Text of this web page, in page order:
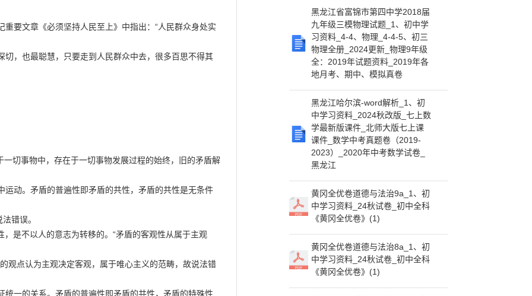
黑龙江省富锦市第四中学2018届
九年级三模物理试题_1、初中学
习资料_4-4、物理_4-4-5、初三
物理全册_2024更新_物理9年级
全：2019年试题资料_2019年各
地月考、期中、模拟真卷
黑龙江哈尔滨-word解析_1、初
中学习资料_2024秋改版_七上数
学最新版课件_北师大版七上课
课件_数学中考真题卷（2019-
2023）_2020年中考数学试卷_
黑龙江
黄冈全优卷道德与法治9a_1、初
中学习资料_24秋试卷_初中全科
《黄冈全优卷》(1)
黄冈全优卷道德与法治8a_1、初
中学习资料_24秋试卷_初中全科
《黄冈全优卷》(1)